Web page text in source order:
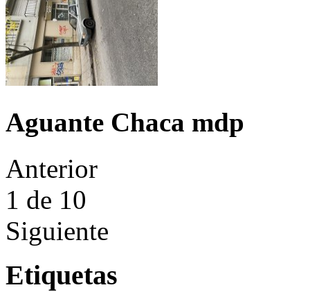
Aguante Chaca mdp
Anterior
1 de 10
Siguiente
Etiquetas